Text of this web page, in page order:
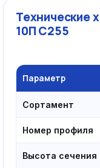
Технические
10П С255
Параметр
Сортамент
Номер профиля
Высота сечения